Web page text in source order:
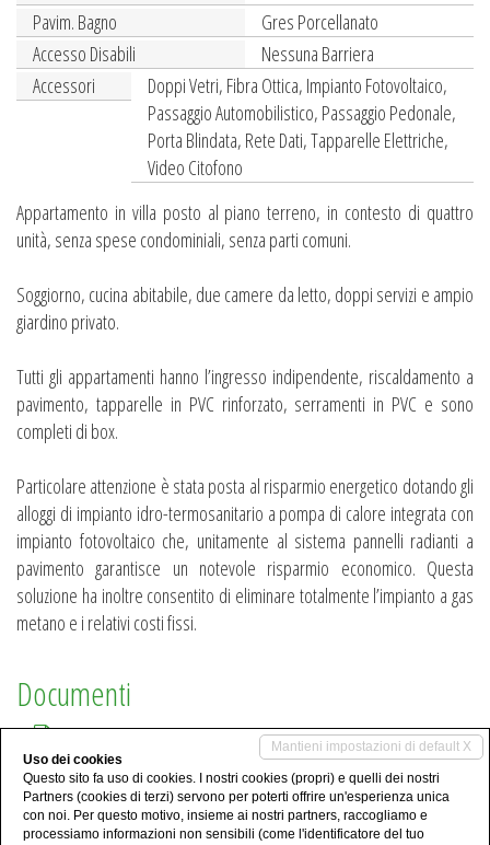
Pavim. Bagno
Gres Porcellanato
Accesso Disabili
Nessuna Barriera
Accessori
Doppi Vetri, Fibra Ottica, Impianto Fotovoltaico,
Passaggio Automobilistico, Passaggio Pedonale,
Porta Blindata, Rete Dati, Tapparelle Elettriche,
Video Citofono
Appartamento in villa posto al piano terreno, in contesto di quattro
unità, senza spese condominiali, senza parti comuni.
Soggiorno, cucina abitabile, due camere da letto, doppi servizi e ampio
giardino privato.
Tutti gli appartamenti hanno l’ingresso indipendente, riscaldamento a
pavimento, tapparelle in PVC rinforzato, serramenti in PVC e sono
completi di box.
Particolare attenzione è stata posta al risparmio energetico dotando gli
alloggi di impianto idro-termosanitario a pompa di calore integrata con
impianto fotovoltaico che, unitamente al sistema pannelli radianti a
pavimento garantisce un notevole risparmio economico. Questa
soluzione ha inoltre consentito di eliminare totalmente l’impianto a gas
metano e i relativi costi fissi.
Documenti
Appartamento_E1_scala_1_100_formatoA3.pdf (166 kb)
Condividi
Condividi su Whatsapp
Mantieni impostazioni di default X
Uso dei cookies
Questo sito fa uso di cookies. I nostri cookies (propri) e quelli dei nostri
Partners (cookies di terzi) servono per poterti offrire un'esperienza unica
con noi. Per questo motivo, insieme ai nostri partners, raccogliamo e
processiamo informazioni non sensibili (come l'identificatore del tuo